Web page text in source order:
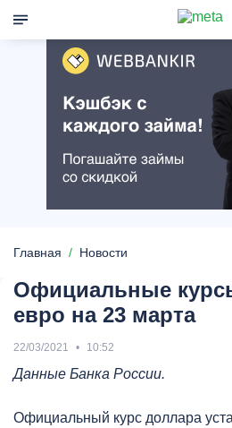
Главная Новости
Официальные
евро на 23 марта
22/03/2021 10:52
Данные Банка России.
Официальный курс доллара